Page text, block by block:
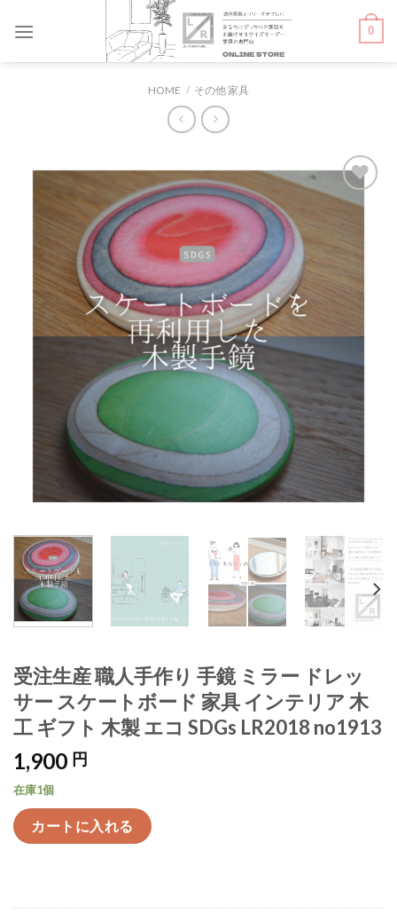
0
HOME / その他 家具
お気
受注生産 職人手作り 手鏡 ミラー ドレッ
サー スケートボード 家具 インテリア 木
工 ギフト 木製 エコ SDGs LR2018 no1913
1,900 円
在庫1個
カートに入れる